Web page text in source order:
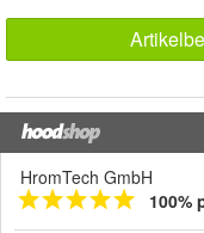
HromTech GmbH
100%